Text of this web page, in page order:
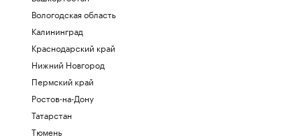
Вологодская область
Калининград
Краснодарский край
Нижний Новгород
Пермский край
Ростов-на-Дону
Татарстан
Тюмень